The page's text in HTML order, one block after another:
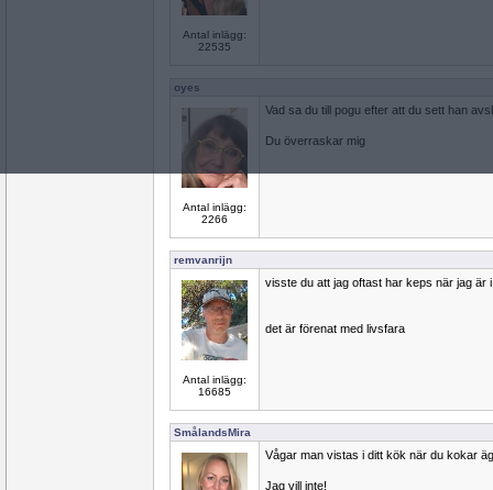
Antal inlägg:
22535
oyes
Antal inlägg:
2266
Vad sa du till pogu efter att du sett han
Du överraskar mig
remvanrijn
Antal inlägg:
16685
visste du att jag oftast har keps när jag är
det är förenat med livsfara
SmålandsMira
Vågar man vistas i ditt kök när du kokar
Jag vill inte!